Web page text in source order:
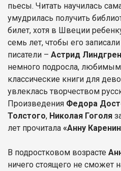
пьесы. Читать научилась
умудрилась получить
билет, хотя в Швеции
семь лет, чтобы его
писатели – Астрид Линдгрен
немного подросла,
классические книги для
увлеклась творчеством
Произведения Федора
Толстого, Николая Гоголя
лет прочитала «Анну
В подростковом возрасте
ничего стоящего не сможет